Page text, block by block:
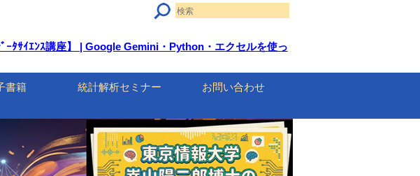
ｰﾀｻｲｴﾝｽ講座】 | Google Gemini・Python・エクセルを使っ
書籍 統計解析セミナー お問い合わせ